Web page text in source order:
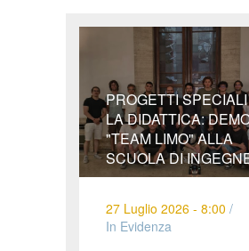
PROGETTI
LA DIDATTICA:
"TEAM LIMO" ALLA
SCUOLA DI
27 Luglio 2026 - 8:00 /
In Evidenza